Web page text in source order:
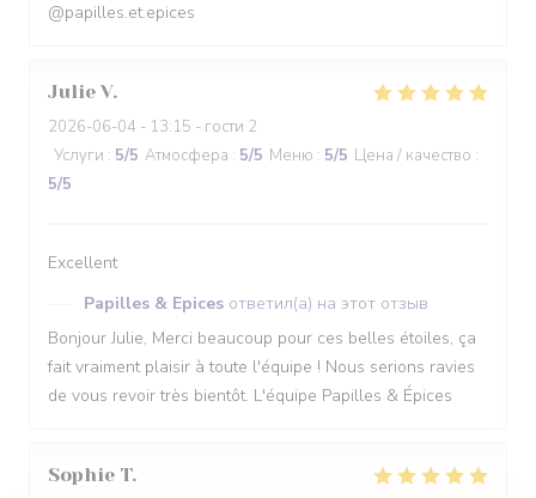
@papilles.et.epices
Julie V
2026-06-04 - 13:15 - гости 2
Услуги : 5/5 Атмосфера : 5/5 Меню : 5/5 Цена / качество :
5/5
Excellent
Papilles & Epices ответил(а) на этот отзыв
Bonjour Julie, Merci beaucoup pour ces belles étoiles, ça
fait vraiment plaisir à toute l'équipe ! Nous serions ravies
de vous revoir très bientôt. L'équipe Papilles & Épices
Sophie T